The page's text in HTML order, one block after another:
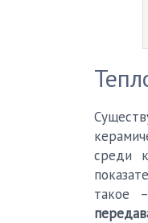
среди
такое